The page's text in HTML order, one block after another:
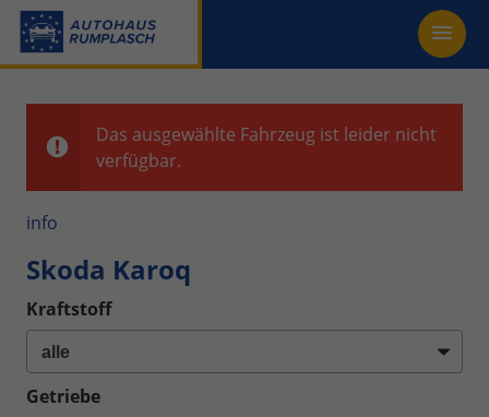
Das ausgewählte Fahrzeug ist leider nicht
verfügbar.
info
Skoda Karoq
Kraftstoff
Getriebe